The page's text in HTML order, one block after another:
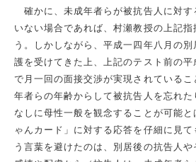
確かに、未成年者らが被抗告人に対す
いない場合であれば、村瀬教授の上記
う。しかしながら、平成一四年八月の
護を受けてきた上、上記のテスト前の平
で月一回の面接交渉が実現されている
年者らの年齢からして被抗告人を忘れ
なしに母性一般を観念することが可能
ゃんカード」に対する応答を仔細に見
う言葉を避けたのは、別居後の抗告人